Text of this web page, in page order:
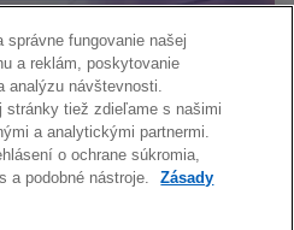
e
w
t
a
b
fungovanie našej
a reklám, poskytovanie
analýzu návštevnosti.
stránky tiež zdieľame s našimi
a analytickými partnermi.
o ochrane súkromia,
a podobné nástroje.
Zásady